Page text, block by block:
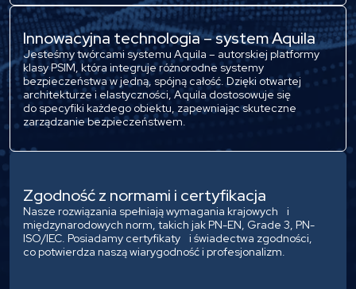
Innowacyjna technologia – system Aquila
Jesteśmy twórcami systemu Aquila – autorskiej platformy
klasy PSIM, która integruje różnorodne systemy
bezpieczeństwa w jedną, spójną całość. Dzięki otwartej
architekturze i elastyczności, Aquila dostosowuje się
do specyfiki każdego obiektu, zapewniając skuteczne
zarządzanie bezpieczeństwem.
Zgodność z normami i certyfikacja
Nasze rozwiązania spełniają wymagania krajowych i
międzynarodowych norm, takich jak PN-EN, Grade 3, PN-
ISO/IEC. Posiadamy certyfikaty i świadectwa zgodności,
co potwierdza naszą wiarygodność i profesjonalizm.